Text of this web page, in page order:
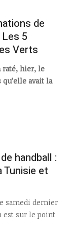
de
5
Verts
raté, hier, le
avait la
handball :
Tunisie et
samedi dernier
est sur le point